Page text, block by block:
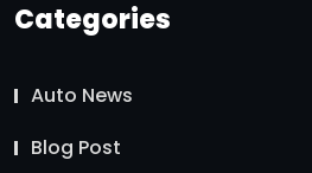
Categories
Auto News
Blog Post